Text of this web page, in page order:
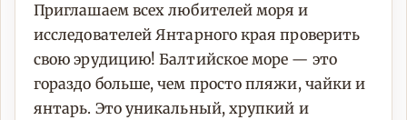
Приглашаем всех любителей моря и
исследователей Янтарного края проверить
свою эрудицию! Балтийское море — это
гораздо больше, чем просто пляжи, чайки и
янтарь. Это уникальный, хрупкий и